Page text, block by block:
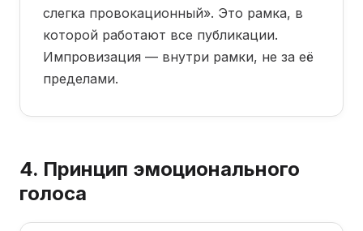
слегка провокационный». Это рамка, в
которой работают все публикации.
Импровизация — внутри рамки, не за её
пределами.
4. Принцип эмоционального
голоса